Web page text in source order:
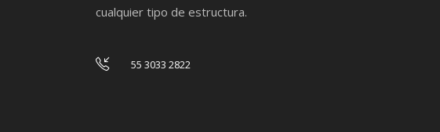
cualquier tipo de estructura.
55 3033 2822